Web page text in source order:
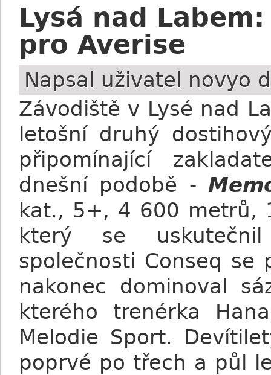
Lysá nad
pro Averise
Napsal uživatel novyo
Závodiště v Lysé nad
letošní druhý
připomínající
dnešní podobě -
kat., 5+, 4 600 metrů,
který se
společnosti Conseq se
nakonec dominoval
kterého trenérka
Melodie Sport.
poprvé po třech a půl